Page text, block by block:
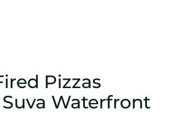
Pizzas
Waterfront